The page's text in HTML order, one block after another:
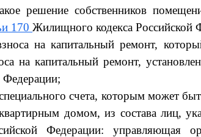
решение собственников
170Жилищного кодекса Российской
на капитальный ремонт,
на капитальный ремонт,
Федерации;
счета, которым может
домом, из состава лиц,
Федерации: управляющая